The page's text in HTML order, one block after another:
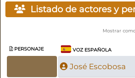
Listado de actores y
Mostrar
PERSONAJE VOZ ESPAÑOLA
José Escobosa